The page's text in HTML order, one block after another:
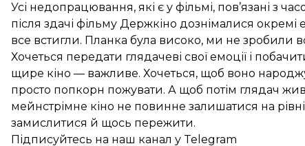
Усі недопрацювання, які є у фільмі, пов’язані з
після здачі фільму Держкіно дознімалися
все встигли. Планка була високо, ми не зробили
Хочеться передати глядачеві свої емоції і
щире кіно — важливе. Хочеться, щоб воно
просто попкорн пожувати. А щоб потім глядач
мейнстрімне кіно не повинне залишатися на
замислитися й щось пережити.
Підписуйтесь на наш канал у Telegram